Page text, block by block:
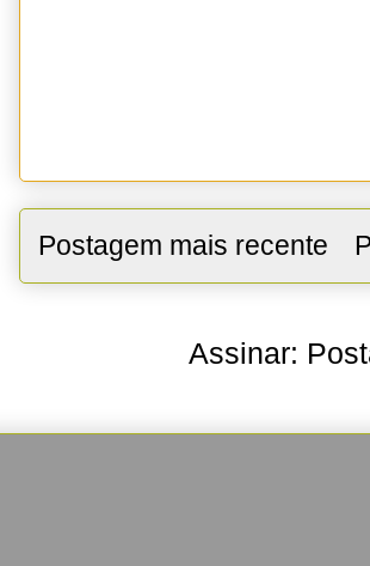
Postagem mais recente
Assinar: